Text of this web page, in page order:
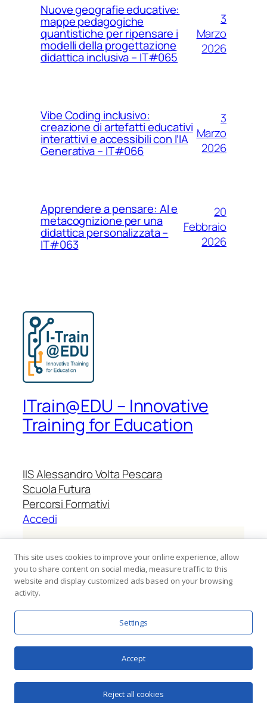
Nuove geografie educative:
mappe pedagogiche
quantistiche per ripensare i
modelli della progettazione
didattica inclusiva – IT#065
3
Marzo
2026
Vibe Coding inclusivo:
creazione di artefatti educativi
interattivi e accessibili con l’IA
Generativa – IT#066
3
Marzo
2026
Apprendere a pensare: AI e
metacognizione per una
didattica personalizzata –
IT#063
20
Febbraio
2026
ITrain@EDU – Innovative
Training for Education
IIS Alessandro Volta Pescara
Scuola Futura
Percorsi Formativi
Accedi
1423-P-55124
CUP:
Avviso 2024 – Prot. n.152374del 28
ottobre 2024
Twenty Twenty-Five Progettato conWordPress
This site uses cookies to improve your online experience, allow
you to share content on social media, measure traffic to this
website and display customized ads based on your browsing
activity.
Settings
Accept
Reject all cookies